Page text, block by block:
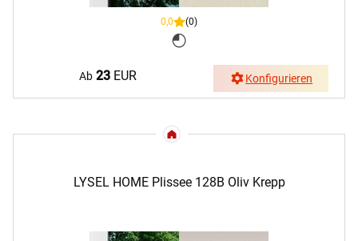
0,0 (0)
Ab 23 EUR Konfigurieren
LYSEL HOME Plissee 128B Oliv Krepp